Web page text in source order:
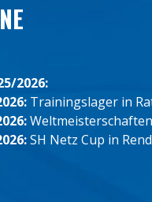
2026:
Trainingslager in
SH Netz Cup in